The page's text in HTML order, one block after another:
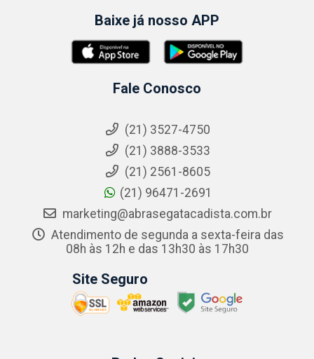
Baixe já nosso APP
Fale Conosco
(21) 3527-4750
(21) 3888-3533
(21) 2561-8605
(21) 96471-2691
marketing@abrasegatacadista.com.br
Atendimento de segunda a sexta-feira das
08h às 12h e das 13h30 às 17h30
Site Seguro